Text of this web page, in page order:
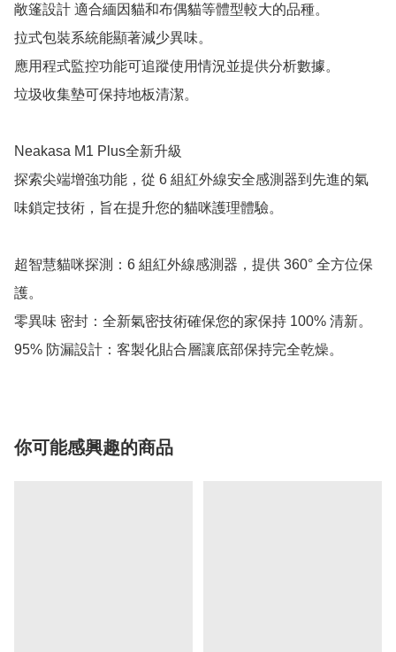
敞篷設計 適合緬因貓和布偶貓等體型較大的品種。
拉式包裝系統能顯著減少異味。
應用程式監控功能可追蹤使用情況並提供分析數據。
垃圾收集墊可保持地板清潔。
Neakasa M1 Plus全新升級
探索尖端增強功能，從 6 組紅外線安全感測器到先進的氣
味鎖定技術，旨在提升您的貓咪護理體驗。
超智慧貓咪探測：6 組紅外線感測器，提供 360° 全方位保
護。
零異味 密封：全新氣密技術確保您的家保持 100% 清新。
95% 防漏設計：客製化貼合層讓底部保持完全乾燥。
你可能感興趣的商品